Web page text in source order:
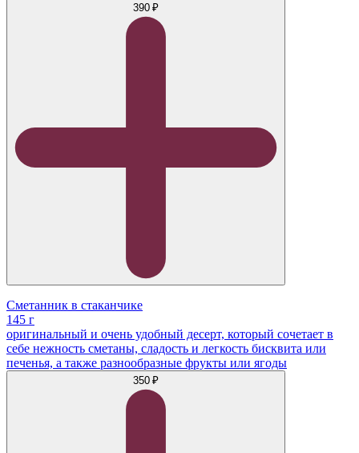
390 ₽
Сметанник в стаканчике
145 г
оригинальный и очень удобный десерт, который сочетает в
себе нежность сметаны, сладость и легкость бисквита или
печенья, а также разнообразные фрукты или ягоды
350 ₽